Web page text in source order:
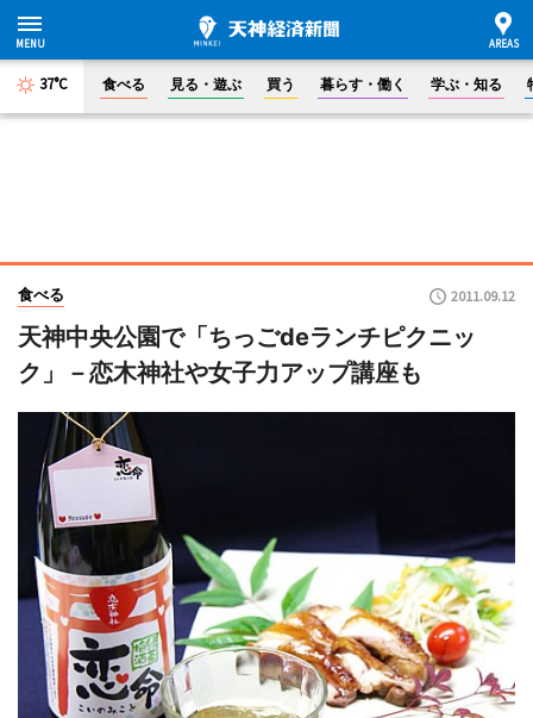
37°C 食べる 見る・遊ぶ 買う 暮らす・働く 学ぶ・知る
食べる 2011.09.12
天神中央公園で「ちっごdeランチピクニッ
ク」－恋木神社や女子力アップ講座も